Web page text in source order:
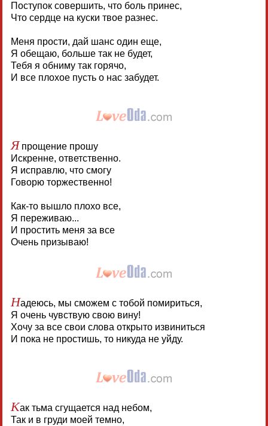
Поступок совершить, что боль принес,
Что сердце на куски твое разнес.
Меня прости, дай шанс один еще,
Я обещаю, больше так не будет,
Тебя я обниму так горячо,
И все плохое пусть о нас забудет.
Япрощение прошу
Искренне, ответственно.
Я исправлю, что смогу
Говорю торжественно!
Как-то вышло плохо все,
Я переживаю...
И простить меня за все
Очень призываю!
Надеюсь, мы сможем с тобой помириться,
Я очень чувствую свою вину!
Хочу за все свои слова открыто извиниться
И пока не простишь, то никуда не уйду.
Как тьма сгущается над небом,
Так и в груди моей темно,